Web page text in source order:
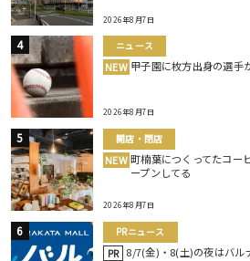
2026年8月7日
ニュース
NEW 甲子園に枚方出身の選手
2026年8月7日
開店・閉店
NEW 町楠葉につくってたコ
ープンしてる
2026年8月7日
PRニュース
PR 8/7(金)・8(土)の夜はバル